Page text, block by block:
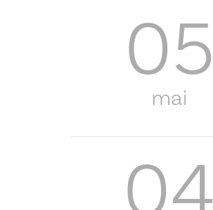
05
mai